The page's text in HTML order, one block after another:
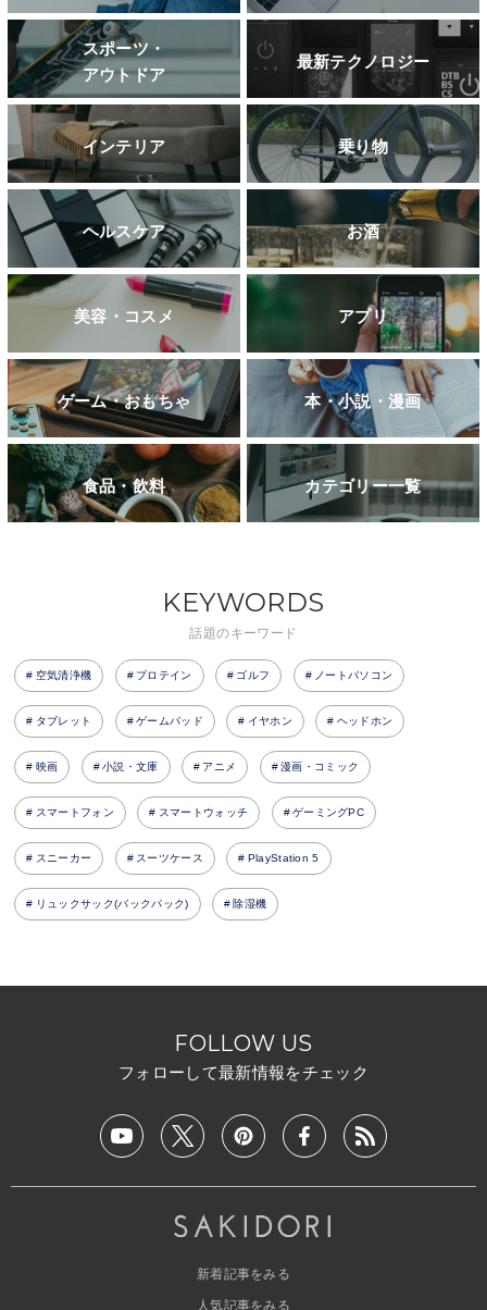
スポーツ・
アウトドア
最新テクノロジー
インテリア 乗り物
ヘルスケア お酒
美容・コスメ アプリ
ゲーム・おもちゃ 本・小説・漫画
食品・飲料 カテゴリー一覧
KEYWORDS
話題のキーワード
空気清浄機 プロテイン ゴルフ ノートパソコン
タブレット ゲームパッド イヤホン ヘッドホン
映画 小説・文庫 アニメ 漫画・コミック
スマートフォン スマートウォッチ ゲーミングPC
スニーカー スーツケース PlayStation 5
リュックサック(バックパック) 除湿機
FOLLOW US
フォローして最新情報をチェック
新着記事をみる
人気記事をみる